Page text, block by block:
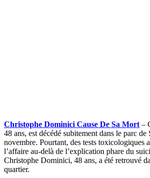
Christophe Dominici Cause De Sa Mort–
48 ans, est décédé subitement dans le parc
novembre. Pourtant, des tests toxicologiques
l’affaire au-delà de l’explication phare du
Christophe Dominici, 48 ans, a été retrouvé
quartier.